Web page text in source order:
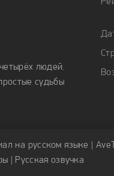
людей.
судьбы
на русском языке |
| Русская озвучка